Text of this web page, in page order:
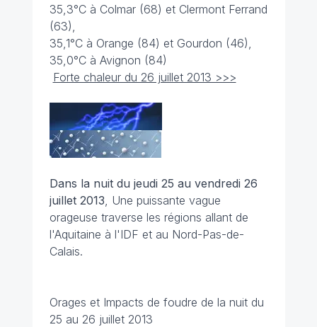
35,3°C à Colmar (68) et Clermont Ferrand
(63),
35,1°C à Orange (84) et Gourdon (46),
35,0°C à Avignon (84)
Forte chaleur du 26 juillet 2013 >>>
Dans la nuit du jeudi 25 au vendredi 26
juillet 2013, Une puissante vague
orageuse traverse les régions allant de
l'Aquitaine à l'IDF et au Nord-Pas-de-
Calais.
Orages et Impacts de foudre de la nuit du
25 au 26 juillet 2013